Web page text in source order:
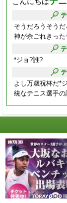
そうだろうそう
神が余ごれきっ
*ジョ?誰?
よし万歳祝杯だ*
統なテニス選手の